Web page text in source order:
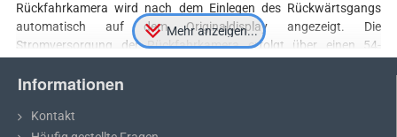
Rückfahrkamera wird nach dem Einlegen des Rückwärtsgangs
automatisch auf dem Originaldisplay angezeigt. Die
Stromversorgung der Rückfahrkamera erfolgt über einen 54-
Steuerfunktionen im Mediensystem des Fahrzeugs erhalten
VOR DEM KAUF:
Informationen
Kontakt